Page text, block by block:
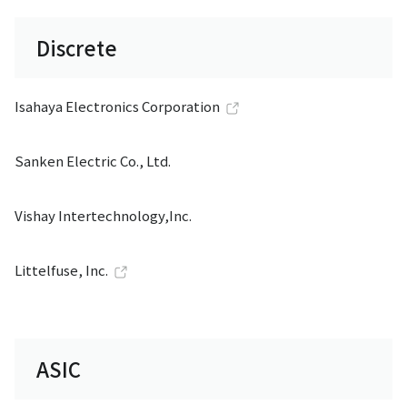
Discrete
Isahaya Electronics Corporation
Sanken Electric Co., Ltd.
Vishay Intertechnology,Inc.
Littelfuse, Inc.
ASIC